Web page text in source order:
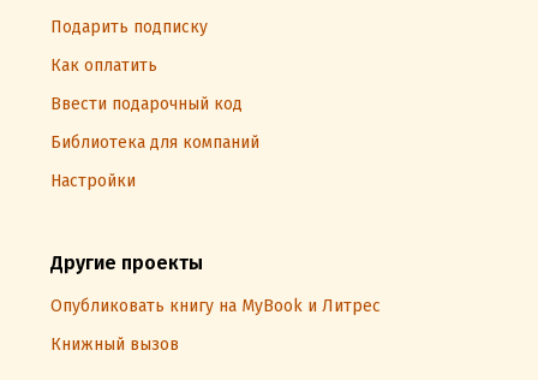
Подарить подписку
Как оплатить
Ввести подарочный код
Библиотека для компаний
Настройки
Другие проекты
Опубликовать книгу на MyBook и Литрес
Книжный вызов